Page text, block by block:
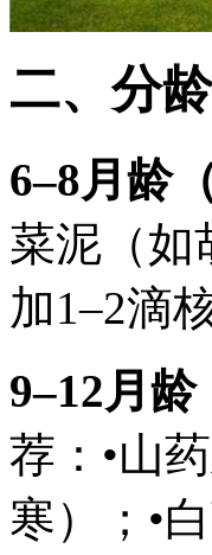
二、分
6–8月龄
菜泥（如
加1–2滴
9–12月龄
荐：•山
寒）；•